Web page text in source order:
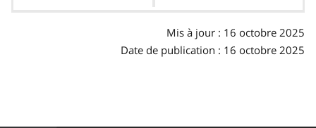
Mis à jour : 16 octobre 2025
Date de publication : 16 octobre 2025